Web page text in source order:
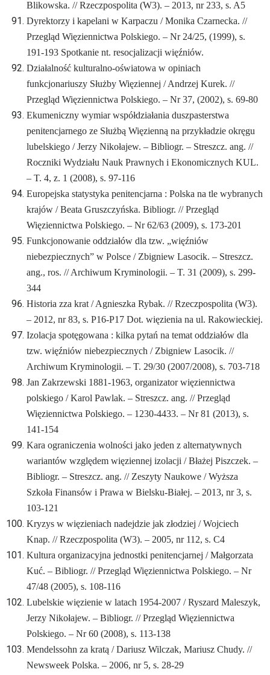
Blikowska. // Rzeczpospolita (W3). – 2013, nr 233, s. A5
Dyrektorzy i kapelani w Karpaczu / Monika Czarnecka. //
Przegląd Więziennictwa Polskiego. – Nr 24/25, (1999), s.
191-193 Spotkanie nt. resocjalizacji więźniów.
Działalność kulturalno-oświatowa w opiniach
funkcjonariuszy Służby Więziennej / Andrzej Kurek. //
Przegląd Więziennictwa Polskiego. – Nr 37, (2002), s. 69-80
Ekumeniczny wymiar współdziałania duszpasterstwa
penitencjarnego ze Służbą Więzienną na przykładzie okręgu
lubelskiego / Jerzy Nikołajew. – Bibliogr. – Streszcz. ang. //
Roczniki Wydziału Nauk Prawnych i Ekonomicznych KUL.
– T. 4, z. 1 (2008), s. 97-116
Europejska statystyka penitencjarna : Polska na tle wybranych
krajów / Beata Gruszczyńska. Bibliogr. // Przegląd
Więziennictwa Polskiego. – Nr 62/63 (2009), s. 173-201
Funkcjonowanie oddziałów dla tzw. „więźniów
niebezpiecznych” w Polsce / Zbigniew Lasocik. – Streszcz.
ang., ros. // Archiwum Kryminologii. – T. 31 (2009), s. 299-
344
Historia zza krat / Agnieszka Rybak. // Rzeczpospolita (W3).
– 2012, nr 83, s. P16-P17 Dot. więzienia na ul. Rakowieckiej.
Izolacja spotęgowana : kilka pytań na temat oddziałów dla
tzw. więźniów niebezpiecznych / Zbigniew Lasocik. //
Archiwum Kryminologii. – T. 29/30 (2007/2008), s. 703-718
Jan Zakrzewski 1881-1963, organizator więziennictwa
polskiego / Karol Pawlak. – Streszcz. ang. // Przegląd
Więziennictwa Polskiego. – 1230-4433. – Nr 81 (2013), s.
141-154
Kara ograniczenia wolności jako jeden z alternatywnych
wariantów względem więziennej izolacji / Błażej Piszczek. –
Bibliogr. – Streszcz. ang. // Zeszyty Naukowe / Wyższa
Szkoła Finansów i Prawa w Bielsku-Białej. – 2013, nr 3, s.
103-121
Kryzys w więzieniach nadejdzie jak złodziej / Wojciech
Knap. // Rzeczpospolita (W3). – 2005, nr 112, s. C4
Kultura organizacyjna jednostki penitencjarnej / Małgorzata
Kuć. – Bibliogr. // Przegląd Więziennictwa Polskiego. – Nr
47/48 (2005), s. 108-116
Lubelskie więzienie w latach 1954-2007 / Ryszard Maleszyk,
Jerzy Nikołajew. – Bibliogr. // Przegląd Więziennictwa
Polskiego. – Nr 60 (2008), s. 113-138
Mendelssohn za kratą / Dariusz Wilczak, Mariusz Chudy. //
Newsweek Polska. – 2006, nr 5, s. 28-29